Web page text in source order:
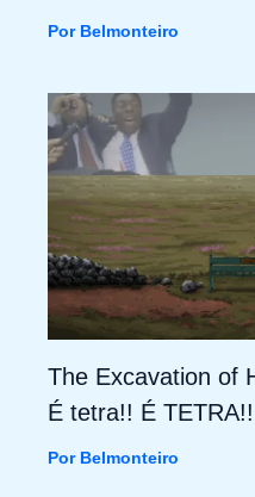
Por Belmonteiro
The Excavation of
É tetra!! É
Por Belmonteiro